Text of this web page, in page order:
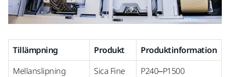
Tillämpning Produkt
Produktinformation
Mellanslipning
Sica Fine
P240–P1500